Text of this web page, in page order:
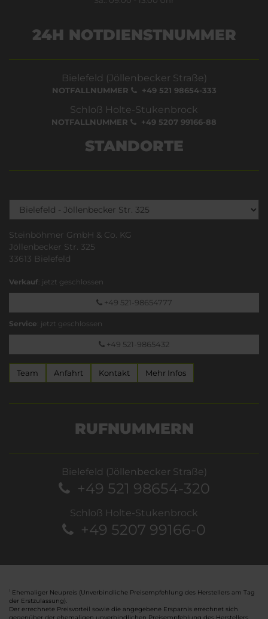
24H NOTDIENSTNUMMER
Bielefeld (Jöllenbecker Straße)
NOTFALLNUMMER +49 521 98654-333
Schloß Holte-Stukenbrock
NOTFALLNUMMER +49 5207 99166-88
STANDORTE
Steinböhmer GmbH & Co. KG
Jöllenbecker Str. 325
33613 Bielefeld
Verkauf: jetzt geschlossen
+49 521-98654777
Service: jetzt geschlossen
+49 521-9865432
Team Anfahrt Kontakt Mehr Infos
RUFNUMMERN
Bielefeld (Jöllenbecker Straße)
+49 521 98654-320
Schloß Holte-Stukenbrock
+49 5207 99166-0
Ehemaliger Neupreis (Unverbindliche Preisempfehlung des Herstellers am Tag
der Erstzulassung).
Der errechnete Preisvorteil sowie die angegebene Ersparnis errechnet sich
gegenüber der ehemaligen unverbindlichen Preisempfehlung des Herstellers